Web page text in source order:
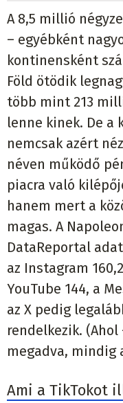
A 8,5 millió
– egyébként
kontinensként
Föld ötödik
több mint 213
lenne kinek. De a
nemcsak azért
néven működő
piacra való
hanem mert a
magas. A
DataReportal
az Instagram
YouTube 144, a
az X pedig
rendelkezik.
megadva, mindig
Ami a TikTokot